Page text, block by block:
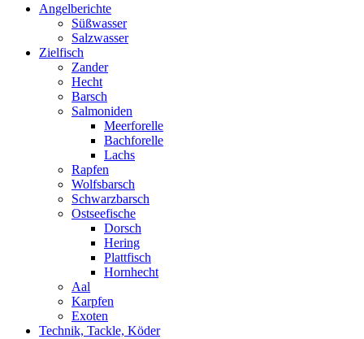
Angelberichte
Süßwasser
Salzwasser
Zielfisch
Zander
Hecht
Barsch
Salmoniden
Meerforelle
Bachforelle
Lachs
Rapfen
Wolfsbarsch
Schwarzbarsch
Ostseefische
Dorsch
Hering
Plattfisch
Hornhecht
Aal
Karpfen
Exoten
Technik, Tackle, Köder